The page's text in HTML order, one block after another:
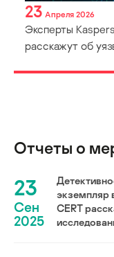
23 Апреля 2026
Эксперты
расскажут об
Отчеты о
23
Сен
2025
экземпляр
CERT